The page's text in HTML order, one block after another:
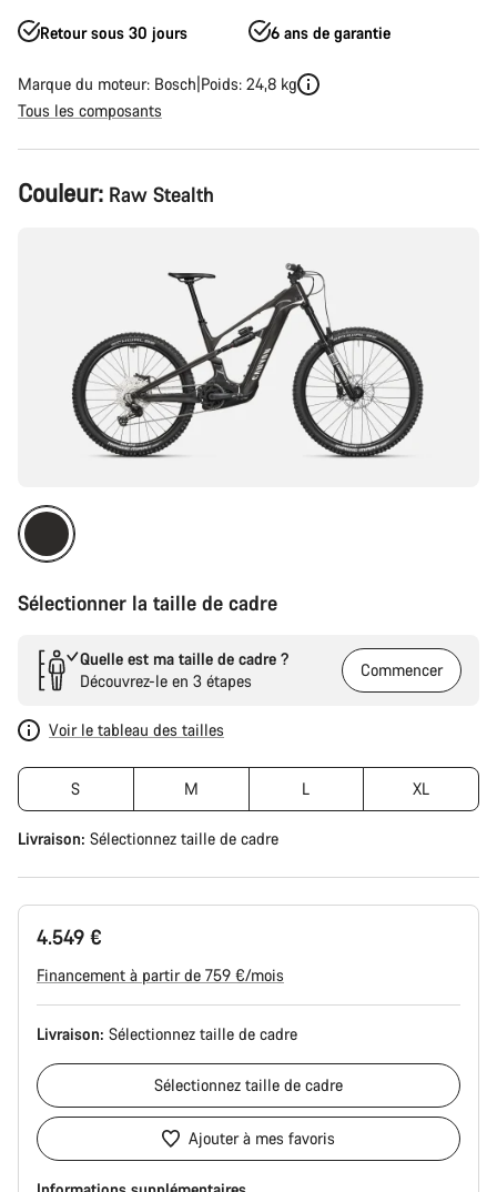
Retour sous 30 jours 6 ans de garantie
Marque du moteur: Bosch Poids: 24,8 kg
Tous les composants
Configuration
du
Couleur: Raw Stealth
Sélectionner la taille de cadre
Quelle est ma taille de cadre ?
Découvrez-le en 3 étapes
Commencer
Voir le tableau des tailles
S M L XL
Livraison: Sélectionnez taille de cadre
4.549 €
Financement à partir de 759 €/mois
Livraison: Sélectionnez taille de cadre
Sélectionnez taille de cadre
Ajouter à mes favoris